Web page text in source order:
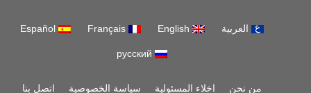
العربية Français
Español
من نحن اخلاء المسئولية سياسة الخصوصية اتصل بنا